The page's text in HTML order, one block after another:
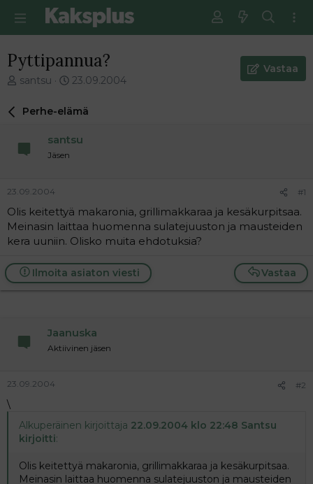
Pyttipannua?
V
e
i
t
u
n
a
o
i
t
a
santsu
E
s
m
n
v
i
s
t
i
23.09.2004
Vastaa
Perhe-elämä
santsu
Jäsen
23.09.2004 #1
Olis keitettyä makaronia, grillimakkaraa ja kesäkurpitsaa.
Meinasin laittaa huomenna sulatejuuston ja mausteiden
kera uuniin. Olisko muita ehdotuksia?
Vastaa
Ilmoita asiaton viesti
Jaanuska
Aktiivinen jäsen
23.09.2004 #2
\
Alkuperäinen kirjoittaja 22.09.2004 klo 22:48 Santsu
kirjoitti:
Olis keitettyä makaronia, grillimakkaraa ja kesäkurpitsaa.
Meinasin laittaa huomenna sulatejuuston ja mausteiden